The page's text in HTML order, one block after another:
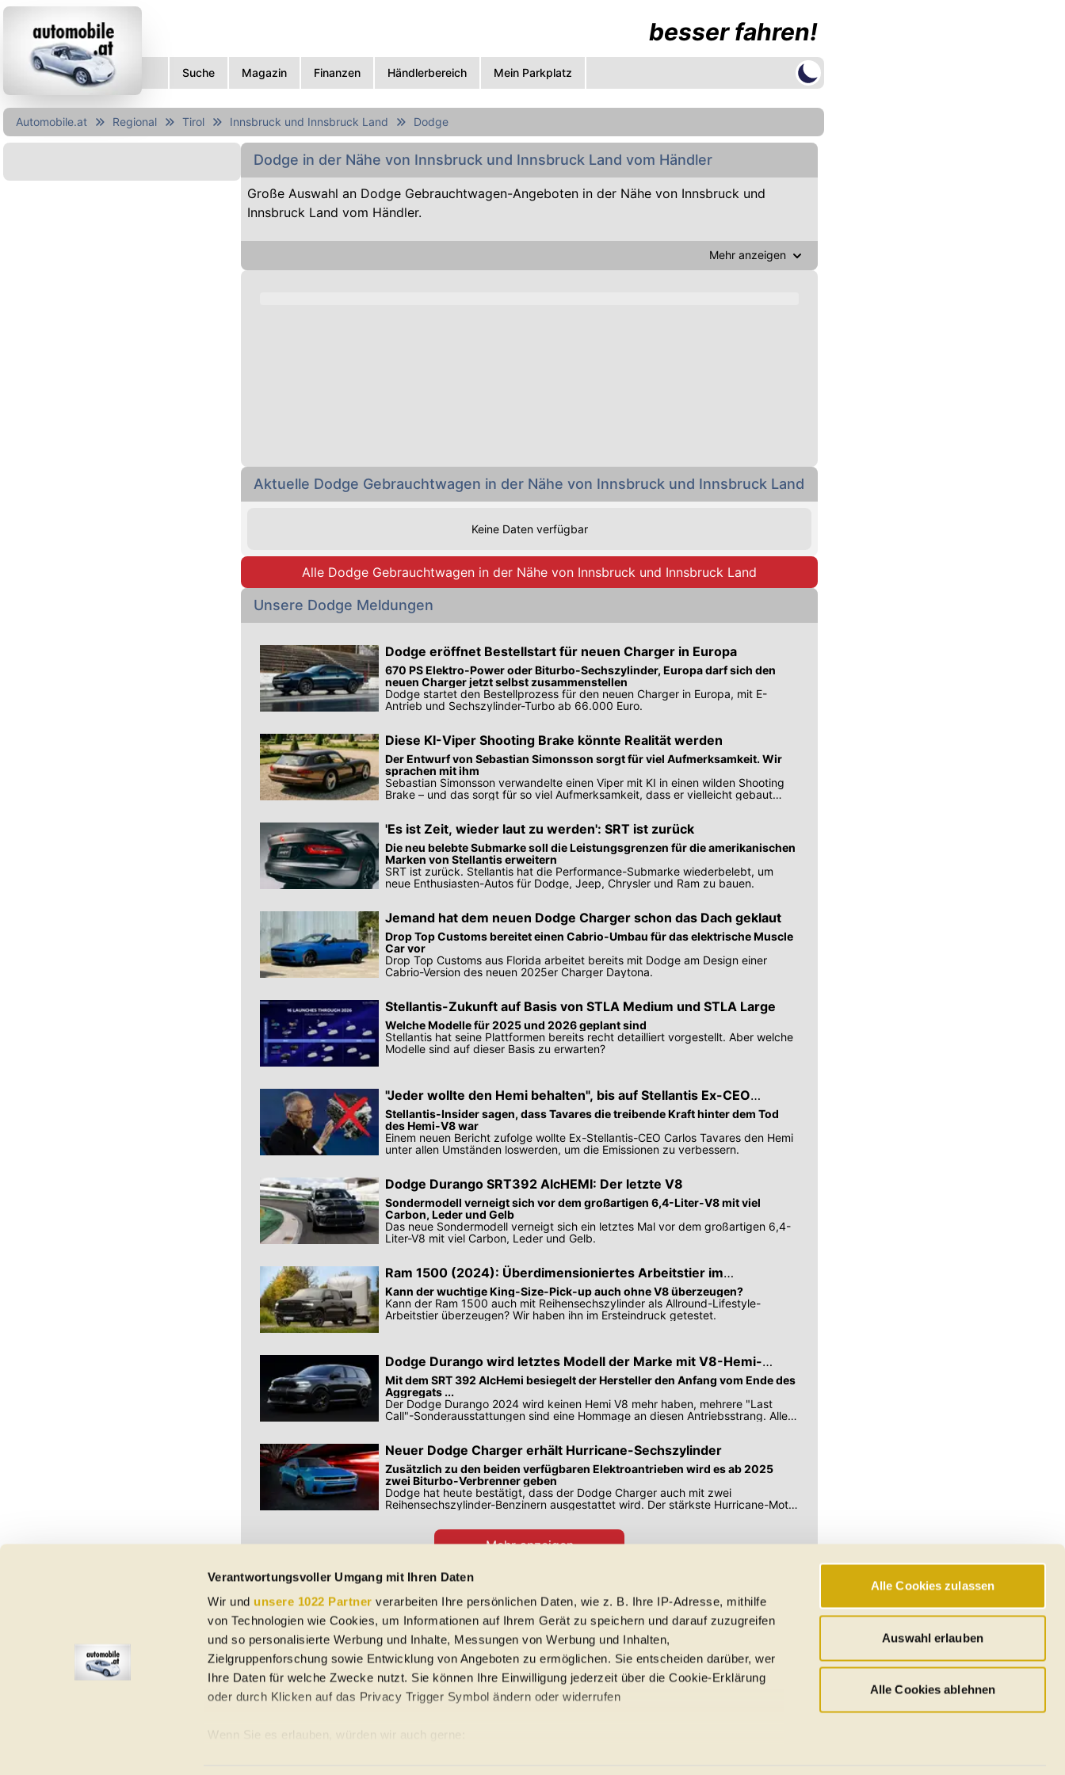
Verantwortungsvoller Umgang mit Ihren Daten
Wir und unsere 1022 Partner verarbeiten Ihre persönlichen Daten, wie z. B. Ihre IP-Adresse, mithilfe
von Technologien wie Cookies, um Informationen auf Ihrem Gerät zu speichern und darauf zuzugreifen
und so personalisierte Werbung und Inhalte, Messungen von Werbung und Inhalten,
Zielgruppenforschung sowie Entwicklung von Angeboten zu ermöglichen. Sie entscheiden darüber, wer
Ihre Daten für welche Zwecke nutzt. Sie können Ihre Einwilligung jederzeit über die Cookie-Erklärung
oder durch Klicken auf das Privacy Trigger Symbol ändern oder widerrufen
Wenn Sie es erlauben, würden wir auch gerne:
Alle Cookies zulassen
Auswahl erlauben
Alle Cookies ablehnen
besser fahren!
Suche Magazin Finanzen Händlerbereich Mein Parkplatz
Automobile.at Regional Tirol Innsbruck und Innsbruck Land Dodge
Dodge in der Nähe von Innsbruck und Innsbruck Land vom Händler
Große Auswahl an Dodge Gebrauchtwagen-Angeboten in der Nähe von Innsbruck und
Innsbruck Land vom Händler.
Mehr anzeigen
Aktuelle Dodge Gebrauchtwagen in der Nähe von Innsbruck und Innsbruck Land
Keine Daten verfügbar
Alle Dodge Gebrauchtwagen in der Nähe von Innsbruck und Innsbruck Land
Unsere Dodge Meldungen
Dodge eröffnet Bestellstart für neuen Charger in Europa
670 PS Elektro-Power oder Biturbo-Sechszylinder, Europa darf sich den
neuen Charger jetzt selbst zusammenstellen
Dodge startet den Bestellprozess für den neuen Charger in Europa, mit E-
Antrieb und Sechszylinder-Turbo ab 66.000 Euro.
Diese KI-Viper Shooting Brake könnte Realität werden
Der Entwurf von Sebastian Simonsson sorgt für viel Aufmerksamkeit. Wir
sprachen mit ihm
Sebastian Simonsson verwandelte einen Viper mit KI in einen wilden Shooting
Brake – und das sorgt für so viel Aufmerksamkeit, dass er vielleicht gebaut
'Es ist Zeit, wieder laut zu werden': SRT ist zurück
Die neu belebte Submarke soll die Leistungsgrenzen für die amerikanischen
Marken von Stellantis erweitern
SRT ist zurück. Stellantis hat die Performance-Submarke wiederbelebt, um
neue Enthusiasten-Autos für Dodge, Jeep, Chrysler und Ram zu bauen.
Jemand hat dem neuen Dodge Charger schon das Dach geklaut
Drop Top Customs bereitet einen Cabrio-Umbau für das elektrische Muscle
Car vor
Drop Top Customs aus Florida arbeitet bereits mit Dodge am Design einer
Cabrio-Version des neuen 2025er Charger Daytona.
Stellantis-Zukunft auf Basis von STLA Medium und STLA Large
Welche Modelle für 2025 und 2026 geplant sind
Stellantis hat seine Plattformen bereits recht detailliert vorgestellt. Aber welche
Modelle sind auf dieser Basis zu erwarten?
"Jeder wollte den Hemi behalten", bis auf Stellantis Ex-CEO
Tavares
Stellantis-Insider sagen, dass Tavares die treibende Kraft hinter dem Tod
des Hemi-V8 war
Einem neuen Bericht zufolge wollte Ex-Stellantis-CEO Carlos Tavares den Hemi
unter allen Umständen loswerden, um die Emissionen zu verbessern.
Dodge Durango SRT392 AlcHEMI: Der letzte V8
Sondermodell verneigt sich vor dem großartigen 6,4-Liter-V8 mit viel
Carbon, Leder und Gelb
Das neue Sondermodell verneigt sich ein letztes Mal vor dem großartigen 6,4-
Liter-V8 mit viel Carbon, Leder und Gelb.
Ram 1500 (2024): Überdimensioniertes Arbeitstier im
Ersteindruck
Kann der wuchtige King-Size-Pick-up auch ohne V8 überzeugen?
Kann der Ram 1500 auch mit Reihensechszylinder als Allround-Lifestyle-
Arbeitstier überzeugen? Wir haben ihn im Ersteindruck getestet.
Dodge Durango wird letztes Modell der Marke mit V8-Hemi-
Motoren
Mit dem SRT 392 AlcHemi besiegelt der Hersteller den Anfang vom Ende des
Aggregats ...
Der Dodge Durango 2024 wird keinen Hemi V8 mehr haben, mehrere "Last
Call"-Sonderausstattungen sind eine Hommage an diesen Antriebsstrang. Alle
Neuer Dodge Charger erhält Hurricane-Sechszylinder
Zusätzlich zu den beiden verfügbaren Elektroantrieben wird es ab 2025
zwei Biturbo-Verbrenner geben
Dodge hat heute bestätigt, dass der Dodge Charger auch mit zwei
Reihensechszylinder-Benzinern ausgestattet wird. Der stärkste Hurricane-Motor
Mehr anzeigen
Preisangaben in den Meldungen gelten für Deutschland. Quelle: Auto-News
Vorbehaltlich Irrtümer, Schreibfehler und Zwischenverkauf. Hinweis: Technische Daten, Verbrauchswerte, Reichweiten
etc. beziehen sich auf EU-Normen sowie auf Neuwagen. automobile.at übernimmt entsprechend den
Nutzungsbedingungen keine Gewähr für die Richtigkeit der Angaben.